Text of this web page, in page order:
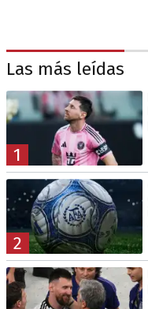
Las más leídas
1
2